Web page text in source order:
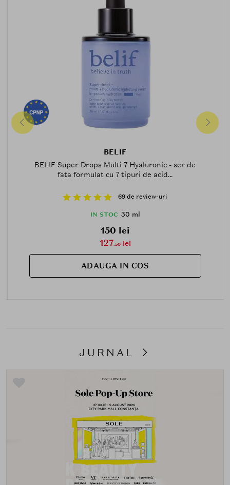
BELIF
BELIF Super Drops Multi 7 Hyaluronic - ser de
fata formulat cu 7 tipuri de acid...
69 de review-uri
IN STOC 30 ml
150 lei
127.50lei
ADAUGA IN COS
JURNAL